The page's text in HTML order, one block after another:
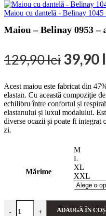
Maiou cu dantelă - Belinay 1045
Maiou – Belinay 0953 –
129,90lei Prețul
a
fost:
39,90
Acest maiou este fabricat din
elastan. Cu această compoziție
echilibru între confortul și
elastanului și luxul modalului.
diverse ocazii și poate fi integrat
zi.
Mărime
M
L
XL
XXL
-
Cantitate Maiou - Belinay 0953 -
+ ADAUGĂ ÎN COȘ